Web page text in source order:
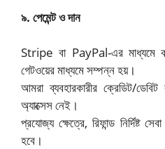
৯. পেমেন্ট ও দান
Stripe বা PayPal-এর মাধ্যমে
গেটওয়ের মাধ্যমে সম্পন্ন হয়।
আমরা ব্যবহারকারীর ক্রেডিট/
অ্যাক্সেস নেই।
প্রযোজ্য ক্ষেত্রে, রিফান্ড নির্দিষ্ট
হবে।